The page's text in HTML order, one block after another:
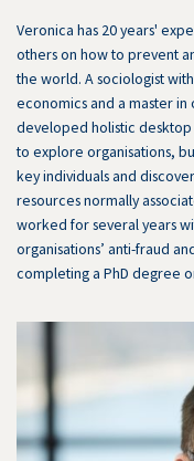
Veronica has 20 years'
others on how to prevent
the world. A sociologist
economics and a master in
developed holistic desktop
to explore organisations,
key individuals and
resources normally
worked for several years
organisations’ anti-fraud
completing a PhD degree